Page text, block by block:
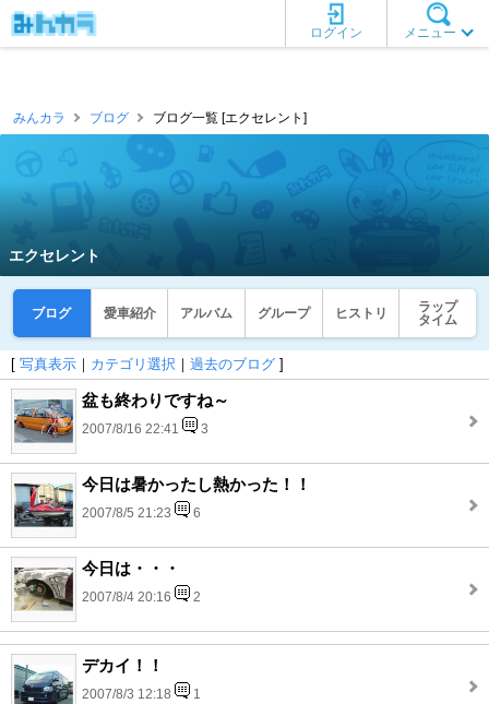
メニュー
ログイン
みんカラ ブログ ブログ一覧 [エクセレント]
エクセレント
ブログ 愛車紹介 アルバム グループ ヒストリ
ラップ
タイム
[ 写真表示 ｜ カテゴリ選択 ｜ 過去のブログ ]
盆も終わりですね～
2007/8/16 22:41 3
今日は暑かったし熱かった！！
2007/8/5 21:23 6
今日は・・・
2007/8/4 20:16 2
デカイ！！
2007/8/3 12:18 1